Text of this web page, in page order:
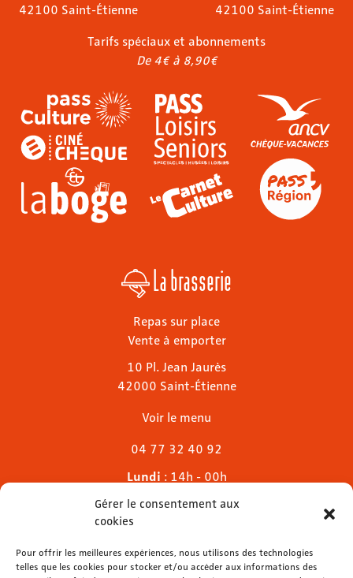
Gérer le consentement aux
cookies
Pour offrir les meilleures expériences, nous utilisons des technologies
telles que les cookies pour stocker et/ou accéder aux informations des
42100 Saint-Étienne
42100 Saint-Étienne
Tarifs spéciaux et abonnements
De 4€ à 8,90€
La brasserie
Repas sur place
Vente à emporter
10 Pl. Jean Jaurès
42000 Saint-Étienne
Voir le menu
04 77 32 40 92
Lundi : 14h - 00h
Mardi & mercredi
Jeudi
Dimanche: 11h - 00h